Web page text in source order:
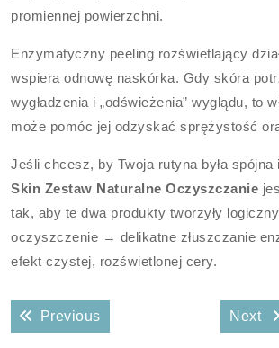
promiennej powierzchni.
Enzymatyczny peeling rozświetlający
wspiera odnowę naskórka. Gdy skóra
wygładzenia i „odświeżenia” wyglądu, to
może pomóc jej odzyskać sprężystość
Jeśli chcesz, by Twoja rutyna była spójna
Skin Zestaw Naturalne Oczyszczanie
tak, aby te dwa produkty tworzyły
oczyszczenie → delikatne złuszczanie
efekt czystej, rozświetlonej cery.
Nawigacja
wpisuPreviousPrevious post: Next